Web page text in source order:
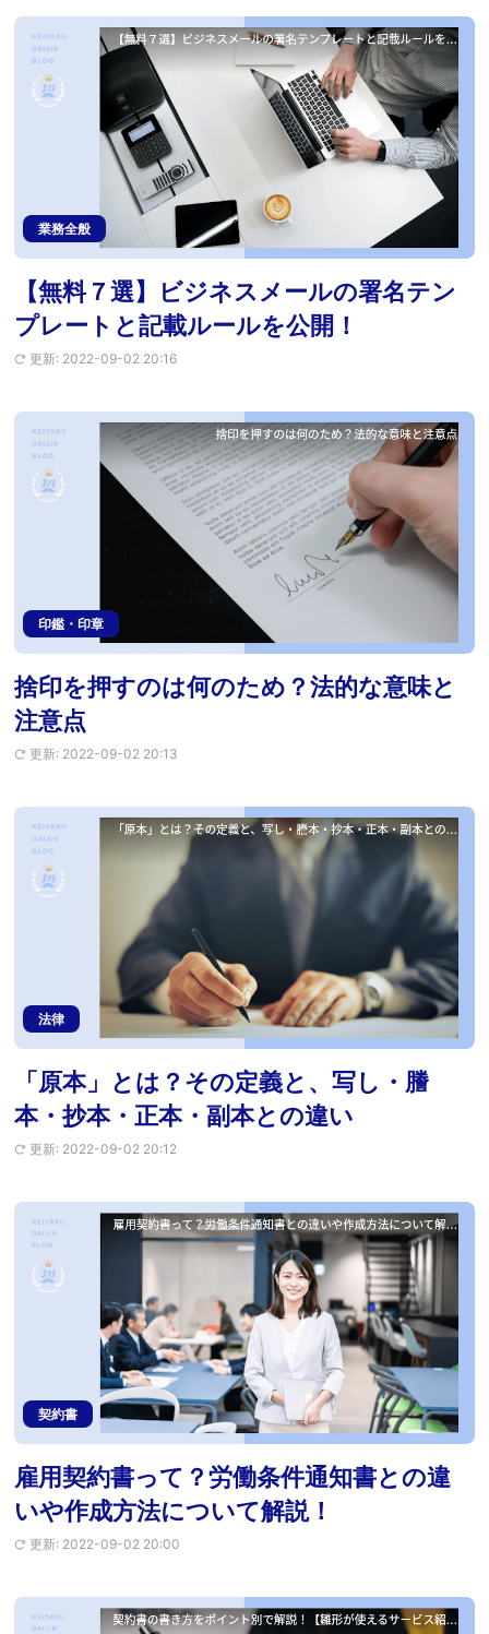
業務全般
【無料７選】ビジネスメールの署名テン
プレートと記載ルールを公開！
更新: 2022-09-02 20:16
印鑑・印章
捨印を押すのは何のため？法的な意味と
注意点
更新: 2022-09-02 20:13
法律
「原本」とは？その定義と、写し・謄
本・抄本・正本・副本との違い
更新: 2022-09-02 20:12
契約書
雇用契約書って？労働条件通知書との違
いや作成方法について解説！
更新: 2022-09-02 20:00